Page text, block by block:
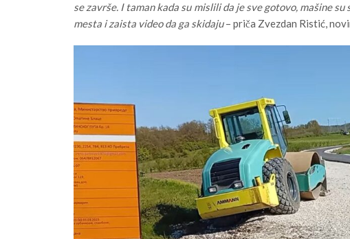
se završe. I taman kada su mislili da je sve gotovo, mašine
mesta i zaista video da ga skidaju– priča Zvezdan Ristić,